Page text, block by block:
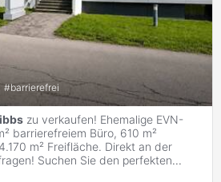
#barrierefrei
zu verkaufen! Ehemalige EVN-
barrierefreiem Büro, 610 m²
m² Freifläche. Direkt an der
Suchen Sie den perfekten...